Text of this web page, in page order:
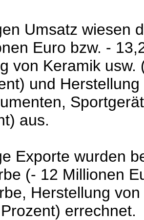
Umsatz wiesen
Euro bzw. -
von Keramik usw.
und
aus.
Exporte wurden
(- 12 Millionen
Herstellung
errechnet.